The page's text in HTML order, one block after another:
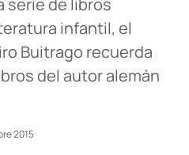
serie de libros
infantil, el
Buitrago recuerda
del autor alemán
2015